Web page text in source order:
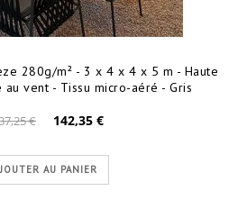
280g/m² - 3 x 4 x 4 x 5 m - Haute
vent - Tissu micro-aéré - Gris
€ 142,35 €
AU PANIER